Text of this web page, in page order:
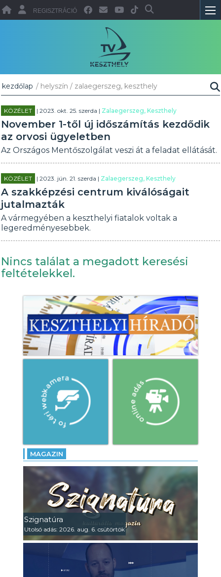
REGISZTRÁCIÓ
kezdőlap / helyszín / zalaegerszeg, keszthely
KÖZÉLET | 2023. okt. 25. szerda | Zalaegerszeg, Keszthely
November 1-től új időszámítás kezdődik
az orvosi ügyeletben
Az Országos Mentőszolgálat veszi át a feladat ellátását.
KÖZÉLET | 2023. jún. 21. szerda | Zalaegerszeg, Keszthely
A szakképzési centrum kiválóságait
jutalmazták
A vármegyében a keszthelyi fiatalok voltak a
legeredményesebbek.
Nincs találat a megadott keresési
feltételekkel.
MAGAZIN
Szignatúra
Utolsó adás: 2026. aug. 6. csütörtök